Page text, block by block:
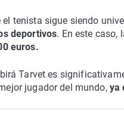
tenista sigue siendo
deportivos. En este caso,
euros.
Tarvet es
jugador del mundo,ya